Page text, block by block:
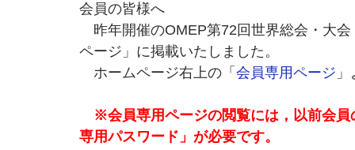
会員の皆様へ
昨年開催のOMEP第72回世界総会・大
ページ」に掲載いたしました。
ホームページ右上の「 会員専用ページ
※会員専用ページの閲覧には，以前会
専用パスワード」が必要です。